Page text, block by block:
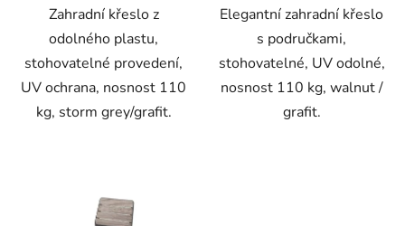
Zahradní křeslo z
odolného plastu,
stohovatelné provedení,
UV ochrana, nosnost 110
kg, storm grey/grafit.
Elegantní zahradní křeslo
s područkami,
stohovatelné, UV odolné,
nosnost 110 kg, walnut /
grafit.